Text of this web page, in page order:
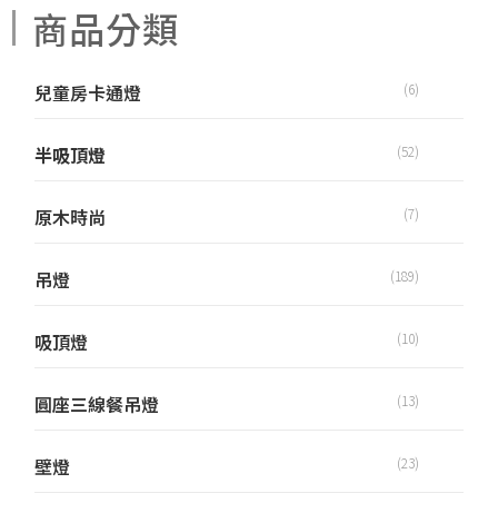
商品分類
兒童房卡通燈 (6)
半吸頂燈 (52)
原木時尚 (7)
吊燈 (189)
吸頂燈 (10)
圓座三線餐吊燈 (13)
壁燈 (23)